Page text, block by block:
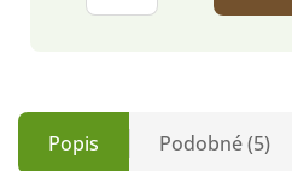
Popis Podobné (5)